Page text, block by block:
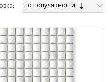
по популярности